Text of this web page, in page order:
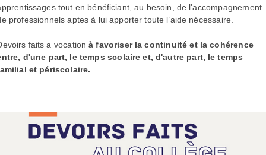
tout en bénéficiant, au besoin, de l'accompagnement
professionnels aptes à lui apporter toute l’aide nécessaire.
faits a vocationà favoriser la continuité et la cohérence
d'une part, le temps scolaire et, d'autre part, le temps
et périscolaire.